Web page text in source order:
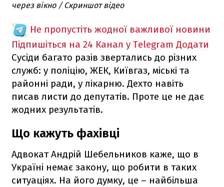
через вікно / Скриншот відео
Не пропустіть жодної важливої новини
Підпишіться на 24 Канал у Telegram Додати
Сусіди багато разів звертались до різних
служб: у поліцію, ЖЕК, Київгаз, міські та
районні ради, у лікарню. Дехто навіть
писав листи до депутатів. Проте це не дає
жодних результатів.
Що кажуть фахівці
Адвокат Андрій Шебельников каже, що в
Україні немає закону, що робити в таких
ситуаціях. На його думку, це – найбільша